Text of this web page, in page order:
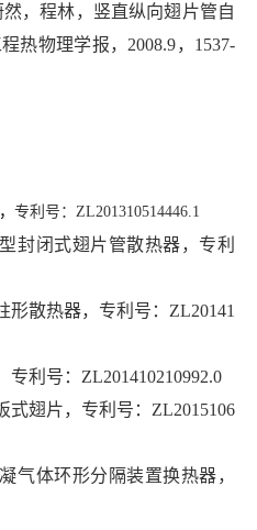
，程林，竖直纵向翅片管自
热物理学报， 2008.9， 1537-
专利号： ZL201310514446.1
封闭式翅片管散热器，专利
形散热器，专利号： ZL20141
专利号： ZL201410210992.0
式翅片，专利号： ZL2015106
气体环形分隔装置换热器，